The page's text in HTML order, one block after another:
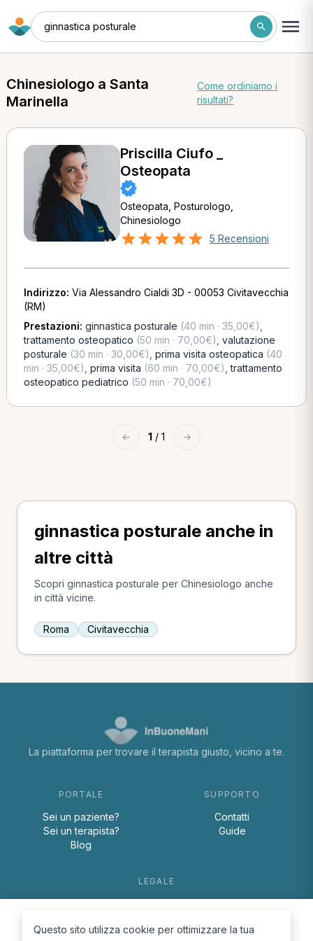
ginnastica posturale
Chinesiologo a Santa
Marinella
Come ordiniamo i
risultati?
Priscilla Ciufo _
Osteopata
Osteopata, Posturologo,
Chinesiologo
5 Recensioni
Indirizzo: Via Alessandro Cialdi 3D - 00053 Civitavecchia
(RM)
Prestazioni: ginnastica posturale (40 min · 35,00€)
trattamento osteopatico (50 min · 70,00€) valutazione
posturale (30 min · 30,00€) prima visita osteopatica (40
min · 35,00€) prima visita (60 min · 70,00€) ,trattamento
osteopatico pediatrico (50 min · 70,00€)
← 1 / 1 →
ginnastica posturale anche in
altre città
Scopri ginnastica posturale per Chinesiologo anche
in città vicine.
Roma Civitavecchia
La piattaforma per trovare il terapista giusto, vicino a te.
PORTALE
Sei un paziente?
Sei un terapista?
Blog
SUPPORTO
Contatti
Guide
LEGALE
Cookie Policy
Questo sito utilizza cookie per ottimizzare la tua